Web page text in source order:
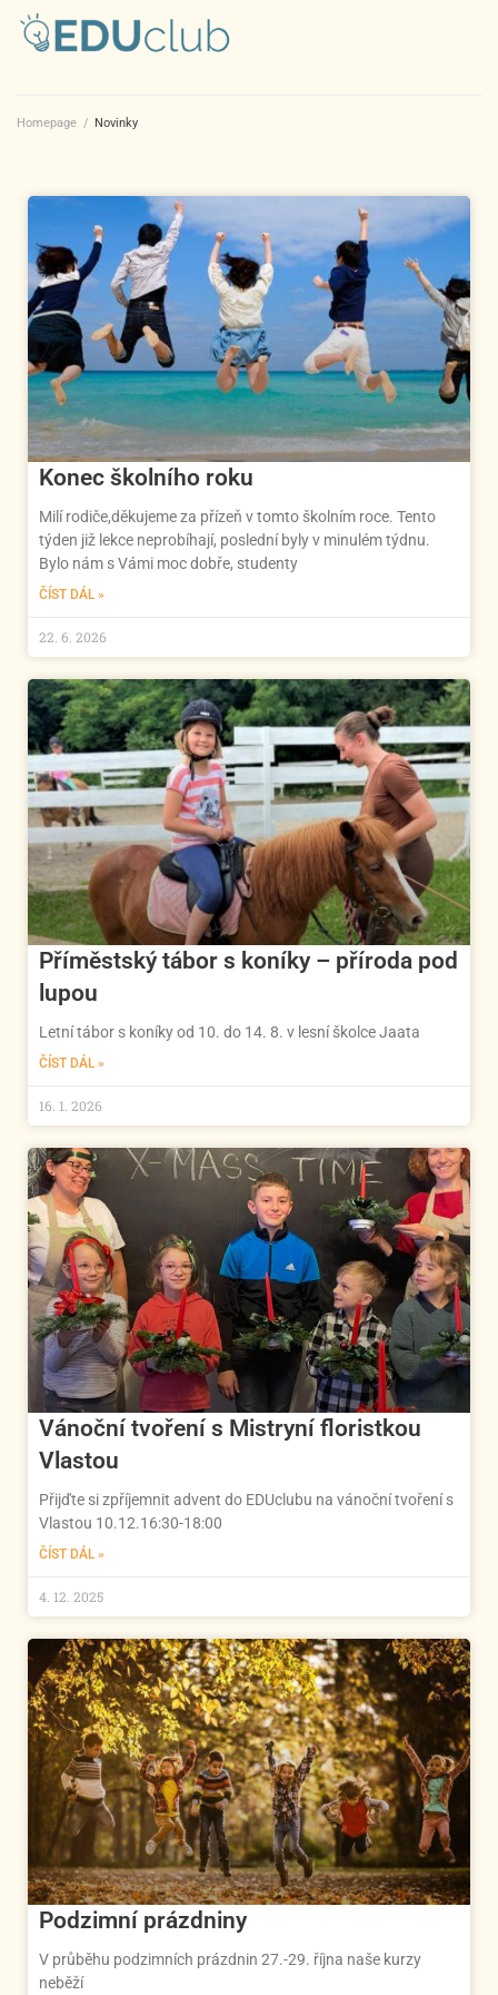
Homepage / Novinky
Konec školního roku
Milí rodiče,děkujeme za přízeň v tomto školním roce. Tento
týden již lekce neprobíhají, poslední byly v minulém týdnu.
Bylo nám s Vámi moc dobře, studenty
ČÍST DÁL »
22. 6. 2026
Příměstský tábor s koníky – příroda pod
lupou
Letní tábor s koníky od 10. do 14. 8. v lesní školce Jaata
ČÍST DÁL »
16. 1. 2026
Vánoční tvoření s Mistryní floristkou
Vlastou
Přijďte si zpříjemnit advent do EDUclubu na vánoční tvoření s
Vlastou 10.12.16:30-18:00
ČÍST DÁL »
4. 12. 2025
Podzimní prázdniny
V průběhu podzimních prázdnin 27.-29. října naše kurzy
neběží